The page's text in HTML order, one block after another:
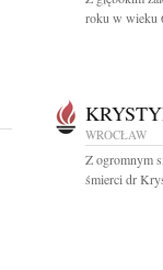
roku w wieku
WROCŁAW
Z ogromnym
śmierci dr